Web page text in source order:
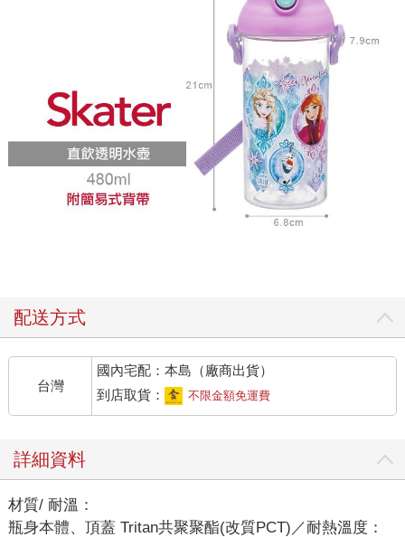
配送方式
台灣
國內宅配：本島（廠商出貨）
到店取貨：
不限金額免運費
詳細資料
材質/ 耐溫：
瓶身本體、頂蓋 Tritan共聚聚酯(改質PCT)／耐熱溫度：